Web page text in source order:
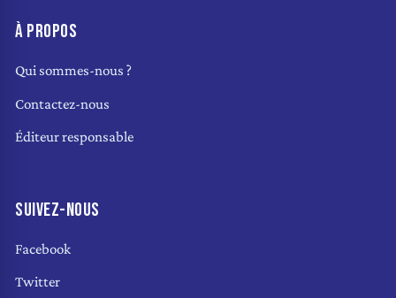
À PROPOS
Qui sommes-nous ?
Contactez-nous
Éditeur responsable
SUIVEZ-NOUS
Facebook
Twitter